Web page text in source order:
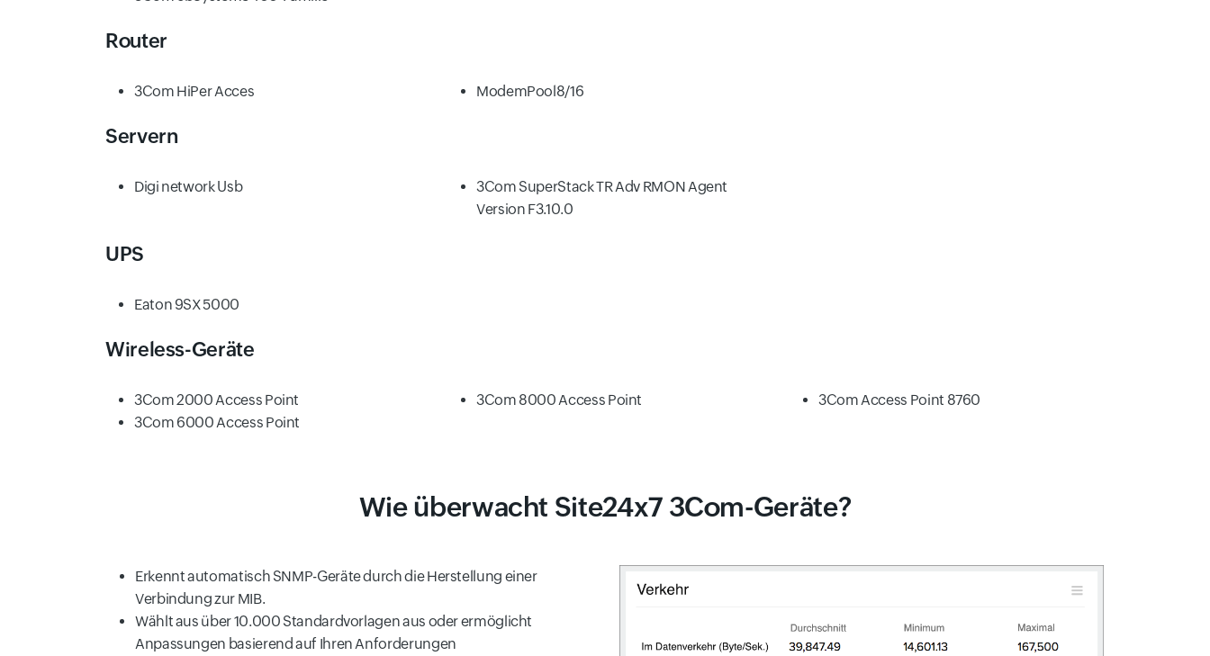
Router
3Com HiPer Acces ModemPool8/16
Servern
Digi network Usb
3Com SuperStack TR Adv RMON Agent
Version F3.10.0
UPS
Eaton 9SX 5000
Wireless-Geräte
3Com 2000 Access Point
3Com 6000 Access Point
3Com 8000 Access Point 3Com Access Point 8760
Wie überwacht Site24x7 3Com-Geräte?
Erkennt automatisch SNMP-Geräte durch die Herstellung einer
Verbindung zur MIB.
Wählt aus über 10.000 Standardvorlagen aus oder ermöglicht
Anpassungen basierend auf Ihren Anforderungen